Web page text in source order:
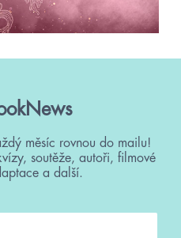
měsíc rovnou do mailu!
soutěže, autoři, filmové
a další.